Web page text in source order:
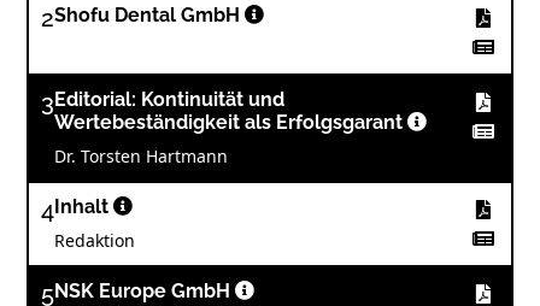
2Shofu Dental GmbH
3 Editorial: Kontinuität und
Wertebeständigkeit als Erfolgsgarant
Dr. Torsten Hartmann
4 Inhalt
Redaktion
5NSK Europe GmbH